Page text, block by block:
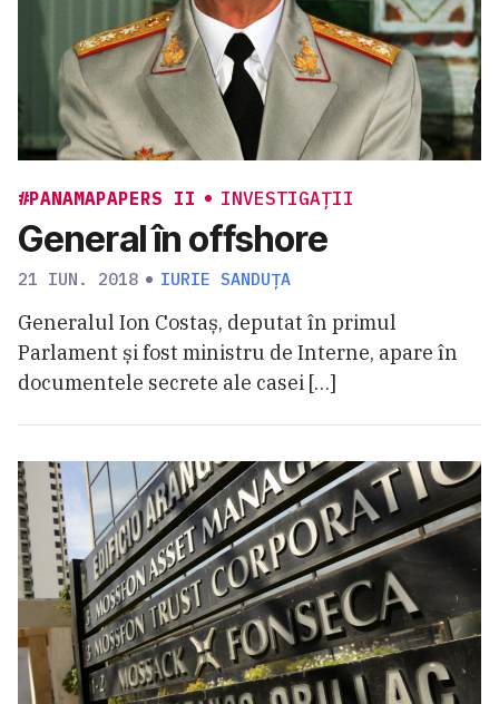
#PANAMAPAPERS II INVESTIGAȚII
General în offshore
21 IUN. 2018 IURIE SANDUȚA
Generalul Ion Costaș, deputat în primul
Parlament și fost ministru de Interne, apare în
documentele secrete ale casei […]